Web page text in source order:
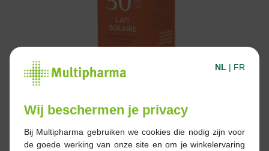
NL | FR
Wij beschermen je privacy
Bij Multipharma gebruiken we cookies die nodig zijn voor
de goede werking van onze site en om je winkelervaring